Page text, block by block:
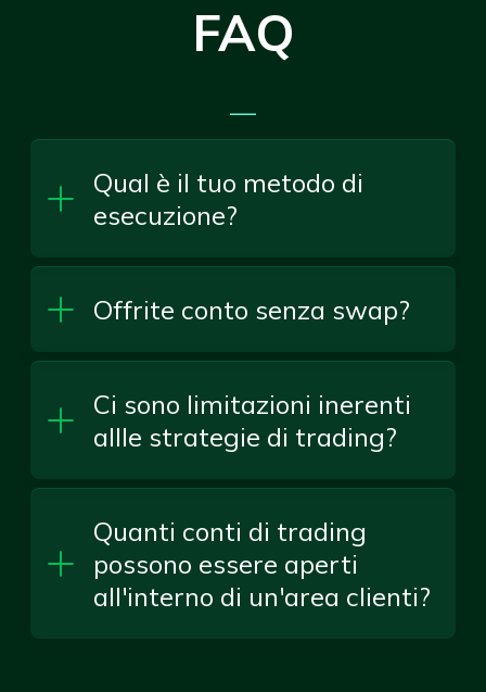
FAQ
—
Qual è il tuo metodo di
esecuzione?
Offrite conto senza swap?
Ci sono limitazioni inerenti
allle strategie di trading?
Quanti conti di trading
possono essere aperti
all'interno di un'area clienti?